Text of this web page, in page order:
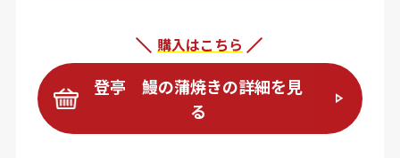
購入はこちら
登亭 鰻の蒲焼きの詳細を見
る